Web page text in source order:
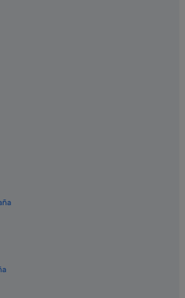
en Distrito de Lisboa
en Lisboa
Distrito de Lisboa
en Distrito de Lisboa
de Lisboa
Lisboa
de Lisboa